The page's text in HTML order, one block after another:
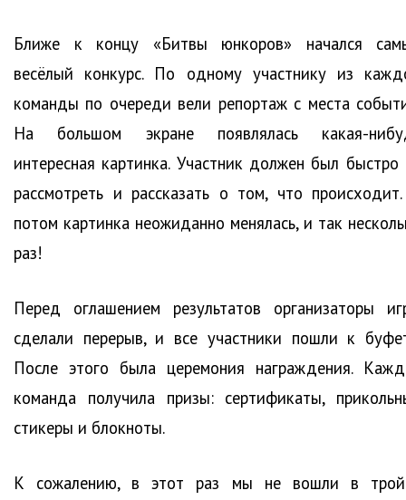
Ближе к концу «Битвы юнкоров» начался
весёлый конкурс. По одному участнику из
команды по очереди вели репортаж с места
На большом экране появлялась какая-
интересная картинка. Участник должен был быстро
рассмотреть и рассказать о том, что
потом картинка неожиданно менялась, и так
раз!
Перед оглашением результатов организаторы
сделали перерыв, и все участники пошли к
После этого была церемония награждения.
команда получила призы: сертификаты,
стикеры и блокноты.
К сожалению, в этот раз мы не вошли в